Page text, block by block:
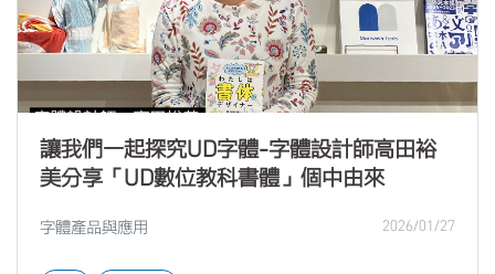
讓我們一起探究UD字體-字體設計師高田裕
美分享「UD數位教科書體」個中由來
字體產品與應用 2026/01/27